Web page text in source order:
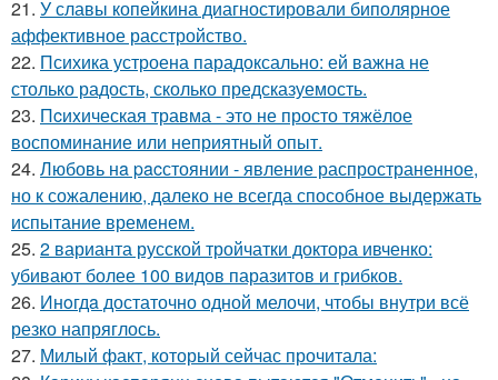
21. У славы копейкина диагностировали биполярное
аффективное расстройство.
22. Психика устроена парадоксально: ей важна не
столько радость, сколько предсказуемость.
23. Пcиxическая травма - это не просто тяжёлое
воспоминание или неприятный опыт.
24. Любовь нa pacстоянии - явление распространенное,
но к сожалению, далеко не всегда способное выдержать
испытание временем.
25. 2 варианта русской тройчатки доктора ивченко:
убивают более 100 видов паразитов и грибков.
26. Инoгдa достаточно одной мелочи, чтобы внутри всё
резко напряглось.
27. Милый факт, который сейчас прочитала: